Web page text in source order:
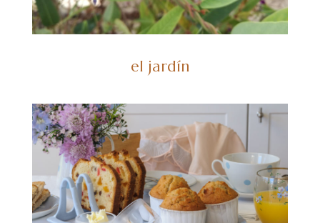
el jardín